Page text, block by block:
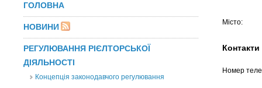
ГОЛОВНА
НОВИНИ
РЕГУЛЮВАННЯ РІЄЛТОРСЬКОЇ
ДІЯЛЬНОСТІ
Концепція законодавчого регулювання
Місто:
Контакти
Номер